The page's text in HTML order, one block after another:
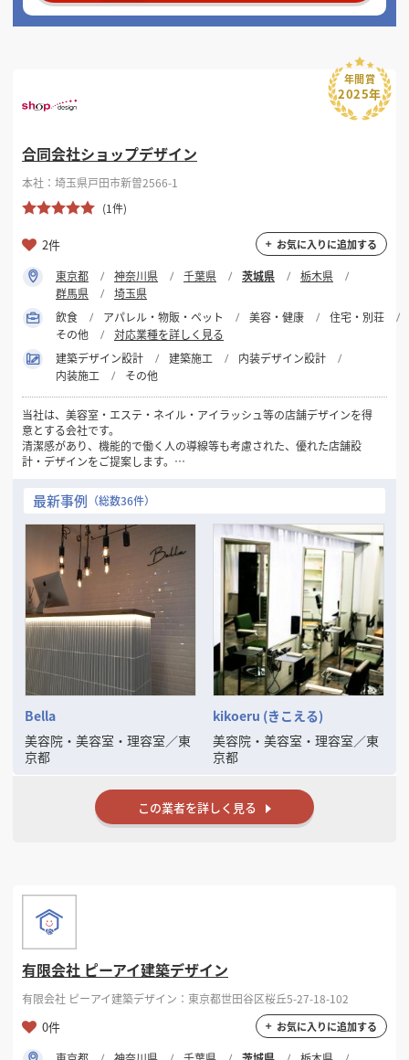
合同会社ショップデザイン
本社：埼玉県戸田市新曽2566-1
(1件)
2件 お気に入りに追加する
年間賞
2025年
東京都 神奈川県 千葉県 茨城県
栃木県
群馬県
埼玉県
飲食
アパレル・物販・ペット 美容・健康
住宅・別荘
その他
対応業種を詳しく見る
建築デザイン設計
建築施工
内装デザイン設計
内装施工
その他
当社は、美容室・エステ・ネイル・アイラッシュ等の店舗デザインを得
意とする会社です。
清潔感があり、機能的で働く人の導線等も考慮された、優れた店舗設
計・デザインをご提案します。
い！
最新事例 （総数36件）
Bella
美容院・美容室・理容室／東
京都
kikoeru (きこえる)
美容院・美容室・理容室／東
京都
この業者を詳しく見る
有限会社 ピーアイ建築デザイン
有限会社 ピーアイ建築デザイン：東京都世田谷区桜丘5-27-18-102
0件 お気に入りに追加する